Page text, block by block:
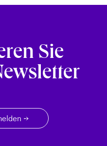
Sie
→